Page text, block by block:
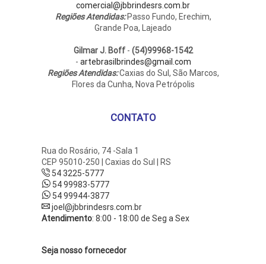
comercial@jbbrindesrs.com.br
Regiões Atendidas:Passo Fundo, Erechim,
Grande Poa, Lajeado
Gilmar J. Boff- (54)99968-1542
- artebrasilbrindes@gmail.com
Regiões Atendidas:Caxias do Sul, São Marcos,
Flores da Cunha, Nova Petrópolis
CONTATO
Rua do Rosário, 74 -Sala 1
CEP 95010-250 | Caxias do Sul | RS
54 3225-5777
54 99983-5777
54 99944-3877
joel@jbbrindesrs.com.br
Atendimento: 8:00 - 18:00 de Seg a Sex
Seja nosso fornecedor